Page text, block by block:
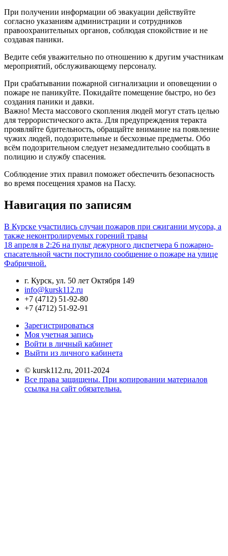
При получении информации об эвакуации действуйте
согласно указаниям администрации и сотрудников
правоохранительных органов, соблюдая спокойствие и не
создавая паники.
Ведите себя уважительно по отношению к другим участникам
мероприятий, обслуживающему персоналу.
При срабатывании пожарной сигнализации и оповещении о
пожаре не паникуйте. Покидайте помещение быстро, но без
создания паники и давки.
Важно! Места массового скопления людей могут стать целью
для террористического акта. Для предупреждения теракта
проявляйте бдительность, обращайте внимание на появление
чужих людей, подозрительные и бесхозные предметы. Обо
всём подозрительном следует незамедлительно сообщать в
полицию и службу спасения.
Соблюдение этих правил поможет обеспечить безопасность
во время посещения храмов на Пасху.
Навигация по записям
В Курске участились случаи пожаров при сжигании мусора, а
также неконтролируемых горений травы
18 апреля в 2:26 на пульт дежурного диспетчера 6 пожарно-
спасательной части поступило сообщение о пожаре на улице
Фабричной.
г. Курск, ул. 50 лет Октября 149
info@kursk112.ru
+7 (4712) 51-92-80
+7 (4712) 51-92-91
Зарегистрироваться
Моя учетная запись
Войти в личный кабинет
Выйти из личного кабинета
© kursk112.ru, 2011-2024
Все права защищены. При копировании материалов
ссылка на сайт обязательна.